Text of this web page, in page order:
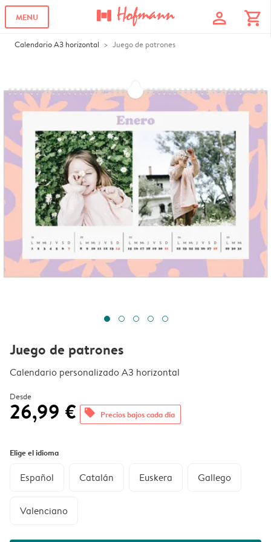
MENU profile shopping_cart
Calendario A3 horizontal Juego de patrones
Juego de patrones
Calendario personalizado A3 horizontal
Desde
26,99 € offers Precios bajos cada día
Elige el idioma
Español Catalán Euskera Gallego
Valenciano